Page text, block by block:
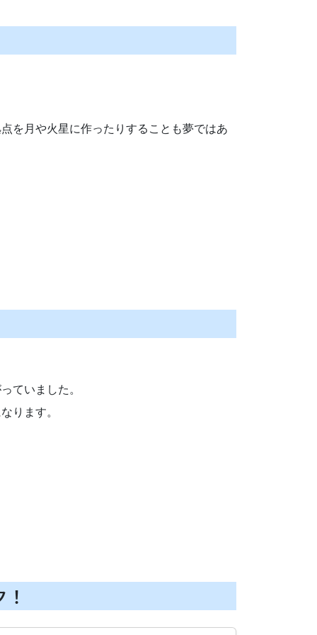
を月や火星に作ったりすることも夢ではあ
ていました。
ります。